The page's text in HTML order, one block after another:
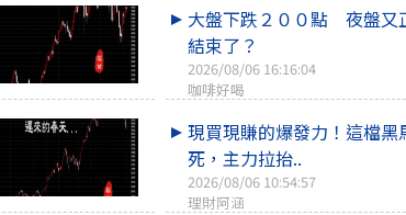
大盤下跌２００點 夜盤
結束了？
2026/08/06 16:16:04
咖啡好喝
現買現賺的爆發力！這檔黑
死，主力拉抬..
2026/08/06 10:54:57
理財阿涵